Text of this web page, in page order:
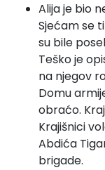
Alija je bio
Sjećam se
su bile
Teško je
na njegov
Domu
obraćo.
Krajišnici
Abdića
brigade.